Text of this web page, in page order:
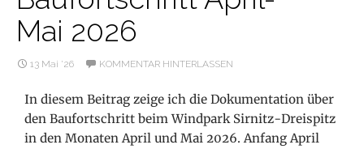
Mai 2026
13 Mai ’26 KOMMENTAR HINTERLASSEN
In diesem Beitrag zeige ich die Dokumentation über
den Baufortschritt beim Windpark Sirnitz-Dreispitz
in den Monaten April und Mai 2026. Anfang April